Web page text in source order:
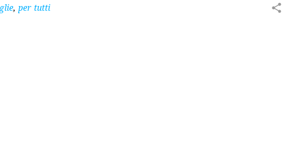
, per tutti share